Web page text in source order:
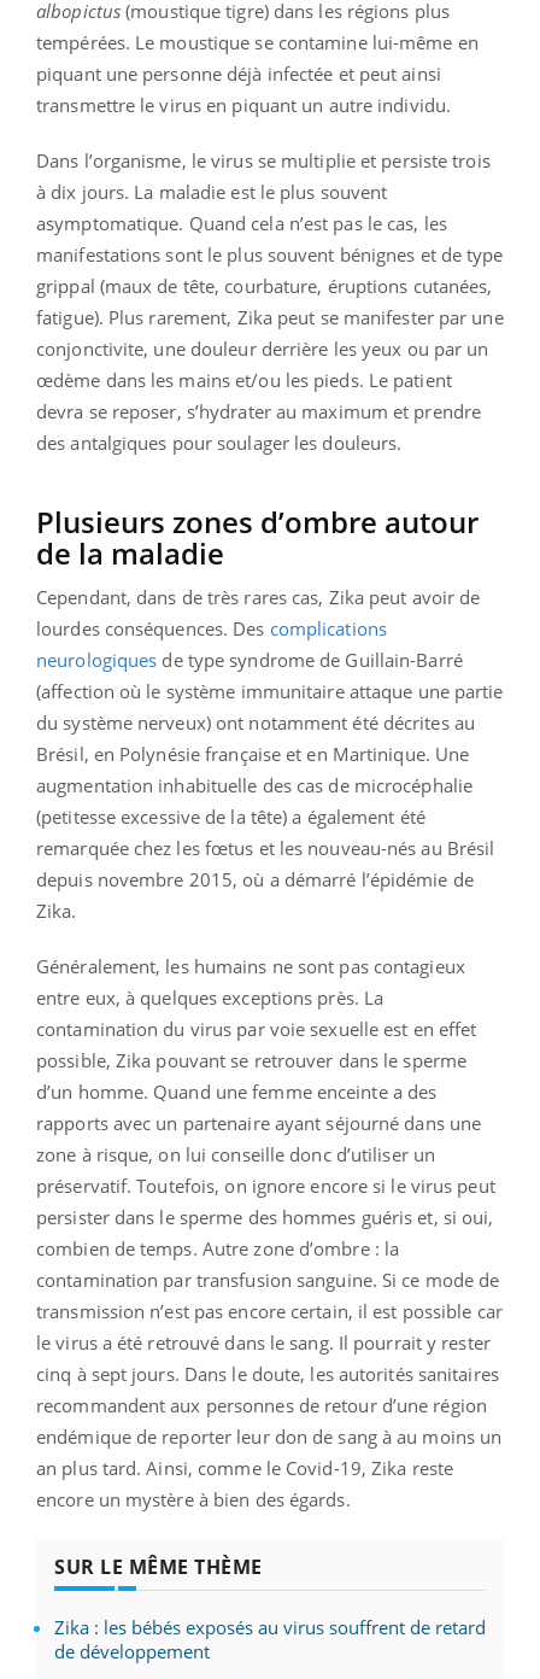
albopictus(moustique tigre) dans les régions plus
tempérées. Le moustique se contamine lui-même en
piquant une personne déjà infectée et peut ainsi
transmettre le virus en piquant un autre individu.
Dans l’organisme, le virus se multiplie et persiste trois
à dix jours. La maladie est le plus souvent
asymptomatique. Quand cela n’est pas le cas, les
manifestations sont le plus souvent bénignes et de type
grippal (maux de tête, courbature, éruptions cutanées,
fatigue). Plus rarement, Zika peut se manifester par une
conjonctivite, une douleur derrière les yeux ou par un
œdème dans les mains et/ou les pieds. Le patient
devra se reposer, s’hydrater au maximum et prendre
des antalgiques pour soulager les douleurs.
Plusieurs zones d’ombre autour
de la maladie
Cependant, dans de très rares cas, Zika peut avoir de
lourdes conséquences. Des complications
neurologiques de type syndrome de Guillain-Barré
(affection où le système immunitaire attaque une partie
du système nerveux) ont notamment été décrites au
Brésil, en Polynésie française et en Martinique. Une
augmentation inhabituelle des cas de microcéphalie
(petitesse excessive de la tête) a également été
remarquée chez les fœtus et les nouveau-nés au Brésil
depuis novembre 2015, où a démarré l’épidémie de
Zika.
Généralement, les humains ne sont pas contagieux
entre eux, à quelques exceptions près. La
contamination du virus par voie sexuelle est en effet
possible, Zika pouvant se retrouver dans le sperme
d’un homme. Quand une femme enceinte a des
rapports avec un partenaire ayant séjourné dans une
zone à risque, on lui conseille donc d’utiliser un
préservatif. Toutefois, on ignore encore si le virus peut
persister dans le sperme des hommes guéris et, si oui,
combien de temps. Autre zone d’ombre : la
contamination par transfusion sanguine. Si ce mode de
transmission n’est pas encore certain, il est possible car
le virus a été retrouvé dans le sang. Il pourrait y rester
cinq à sept jours. Dans le doute, les autorités sanitaires
recommandent aux personnes de retour d’une région
endémique de reporter leur don de sang à au moins un
an plus tard. Ainsi, comme le Covid-19, Zika reste
encore un mystère à bien des égards.
SUR LE MÊME THÈME
Zika : les bébés exposés au virus souffrent de retard
de développement